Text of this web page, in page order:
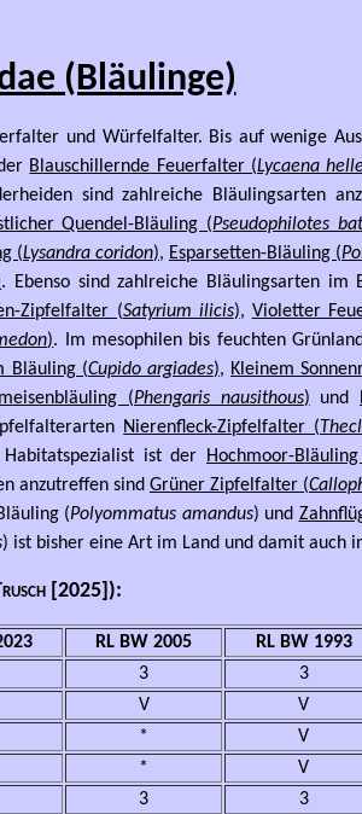
(Bläulinge)
und Würfelfalter. Bis auf wenige
Blauschillernde Feuerfalter (Lycaena
sind zahlreiche Bläulingsarten
Quendel-Bläuling (Pseudophilotes
(Lysandra coridon), Esparsetten-Bläuling (
. Ebenso sind zahlreiche Bläulingsarten im
Zipfelfalter (Satyrium ilicis), Violetter
). Im mesophilen bis feuchten
Bläuling (Cupido argiades), Kleinem
(Phengaris nausithous) und
Nierenfleck-Zipfelfalter (
ist der Hochmoor-
anzutreffen sind Grüner Zipfelfalter (
(Polyommatus amandus) und
) ist bisher eine Art im Land und damit auch
[2025]):
RL BW 2005 RL BW 1993
3 3
V V
* V
* V
3 3